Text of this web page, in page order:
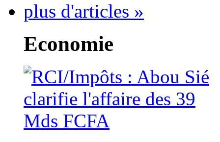
plus d'articles »
Economie